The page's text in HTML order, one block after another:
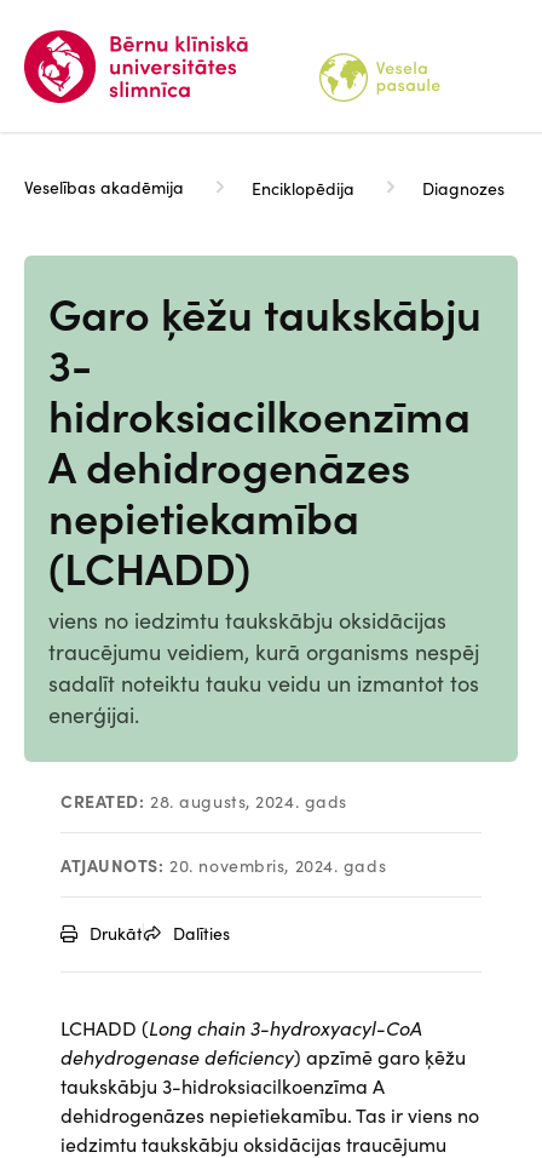
galveno
saturu
Veselības akadēmija Enciklopēdija Diagnozes
Garo ķēžu taukskābju
3-
hidroksiacilkoenzīma
A dehidrogenāzes
nepietiekamība
(LCHADD)
viens no iedzimtu taukskābju oksidācijas
traucējumu veidiem, kurā organisms nespēj
sadalīt noteiktu tauku veidu un izmantot tos
enerģijai.
CREATED: 28. augusts, 2024. gads
ATJAUNOTS: 20. novembris, 2024. gads
Drukāt Dalīties
LCHADD (Long chain 3-hydroxyacyl-CoA
dehydrogenase deficiency) apzīmē garo ķēžu
taukskābju 3-hidroksiacilkoenzīma A
dehidrogenāzes nepietiekamību. Tas ir viens no
iedzimtu taukskābju oksidācijas traucējumu